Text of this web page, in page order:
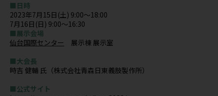
■日時
2023年7月15日(土) 9:00～18:00
7月16日(日) 9:00～16:30
■展示会場
仙台国際センター 展示棟 展示室
■大会長
時吉 健輔 氏（株式会社青森日東義肢製作所）
■公式サイト